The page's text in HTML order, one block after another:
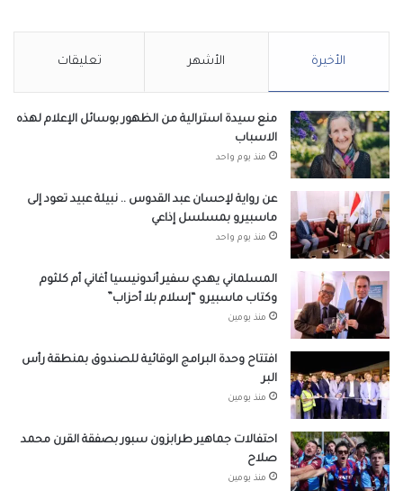
الأخيرة الأشهر تعليقات
منع سيدة استرالية من الظهور بوسائل الإعلام لهذه
الاسباب
منذ يوم واحد
عن رواية لإحسان عبد القدوس .. نبيلة عبيد تعود إلى
ماسبيرو بمسلسل إذاعي
منذ يوم واحد
المسلماني يهدي سفير أندونيسيا أغاني أم كلثوم
وكتاب ماسبيرو “إسلام بلا أحزاب”
منذ يومين
افتتاح وحدة البرامج الوقائية للصندوق بمنطقة رأس
البر
منذ يومين
احتفالات جماهير طرابزون سبور بصفقة القرن محمد
صلاح
منذ يومين